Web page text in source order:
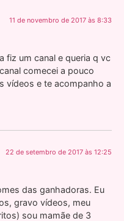
11 de novembro de 2017 às 8:33
fiz um canal e queria q vc
comecei a pouco
vídeos e te acompanho a
22 de setembro de 2017 às 12:25
das ganhadoras. Eu
gravo vídeos, meu
sou mamãe de 3